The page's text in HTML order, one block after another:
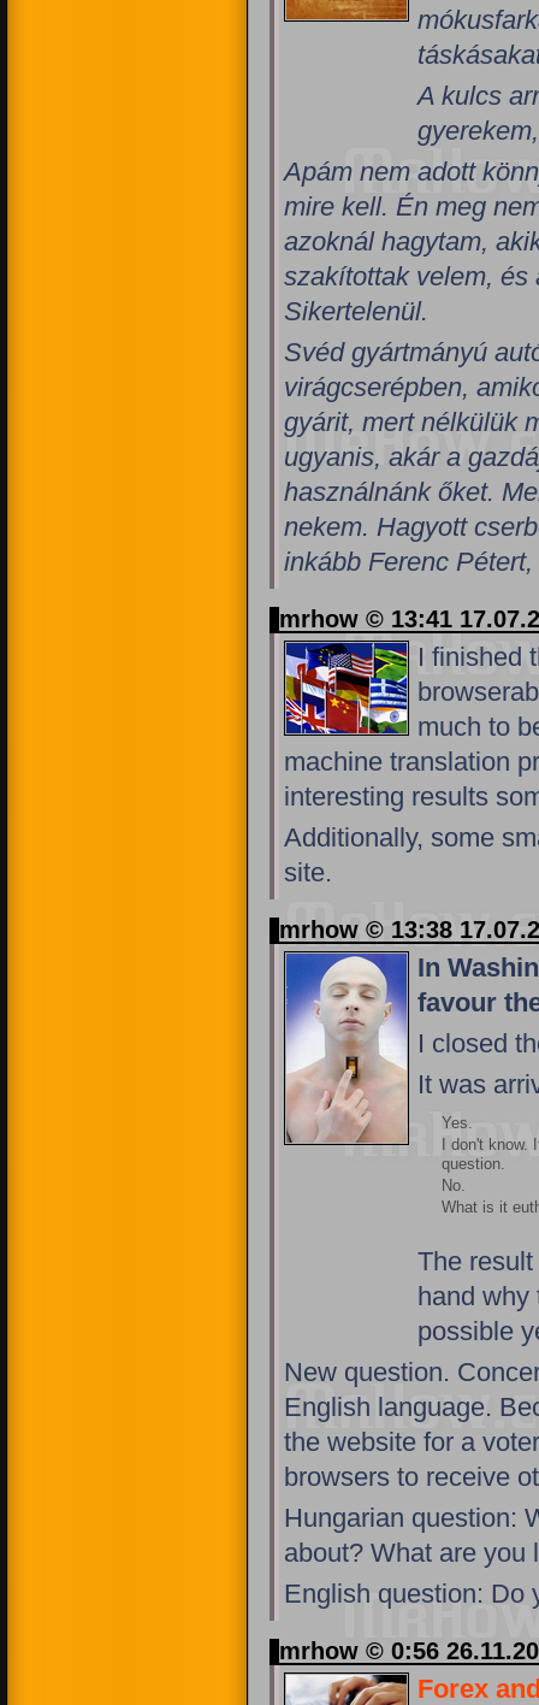
A kulcs
Apám nem adott
mire kell. Én meg
azoknál hagytam,
szakítottak velem, és
Sikertelenül.
Svéd gyártmányú
virágcserépben,
gyárit, mert nélkülük
ugyanis, akár a
használnánk őket.
nekem. Hagyott
inkább Ferenc
mrhow © 13:41
I finished
much to
machine translation
interesting results
Additionally, some
site.
mrhow © 13:38
In
favour
I closed
It was
Yes.
I don't know.
question.
No.
What is it
The
hand why
possible
New question.
English language.
the website for a
browsers to receive
Hungarian question:
about? What are you
English question: Do
mrhow © 0:56
Forex